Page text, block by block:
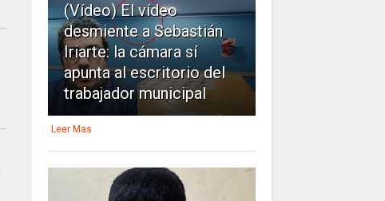
(Vídeo) El vídeo
desmiente a Sebastián
Iriarte: la cámara sí
apunta al escritorio del
trabajador municipal
Leer Mas